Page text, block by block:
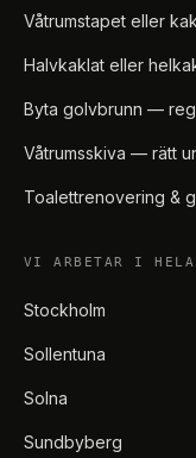
Våtrumstapet eller
Halvkaklat eller
Byta golvbrunn —
Våtrumsskiva — rätt
Toalettrenovering &
VI ARBETAR I HELA
Stockholm
Sollentuna
Solna
Sundbyberg